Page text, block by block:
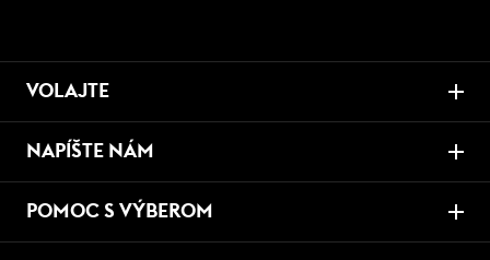
VOLAJTE
NAPÍŠTE NÁM
POMOC S VÝBEROM